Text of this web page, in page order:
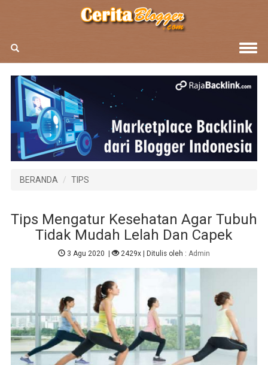
BERANDA TIPS
Tips Mengatur Kesehatan Agar Tubuh
Tidak Mudah Lelah Dan Capek
3 Agu 2020 | 2429x| Ditulis oleh : Admin